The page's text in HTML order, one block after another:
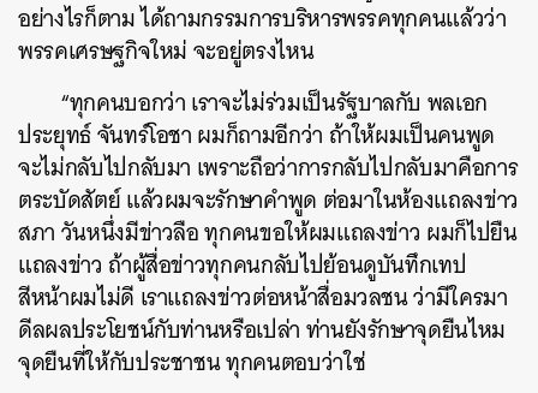
อย่างไรก็ตาม ได้ถามกรรมการบริหารพรรคทุกคนแล้วว่า
พรรคเศรษฐกิจใหม่ จะอยู่ตรงไหน
“ทุกคนบอกว่า เราจะไม่ร่วมเป็นรัฐบาลกับ พลเอก
ประยุทธ์ จันทร์โอชา ผมก็ถามอีกว่า ถ้าให้ผมเป็นคนพูด
จะไม่กลับไปกลับมา เพราะถือว่าการกลับไปกลับมาคือการ
ตระบัดสัตย์ แล้วผมจะรักษาคำพูด ต่อมาในห้องแถลงข่าว
สภา วันหนึ่งมีข่าวลือ ทุกคนขอให้ผมแถลงข่าว ผมก็ไปยืน
แถลงข่าว ถ้าผู้สื่อข่าวทุกคนกลับไปย้อนดูบันทึกเทป
สีหน้าผมไม่ดี เราแถลงข่าวต่อหน้าสื่อมวลชน ว่ามีใครมา
ดีลผลประโยชน์กับท่านหรือเปล่า ท่านยังรักษาจุดยืนไหม
จุดยืนที่ให้กับประชาชน ทุกคนตอบว่าใช่